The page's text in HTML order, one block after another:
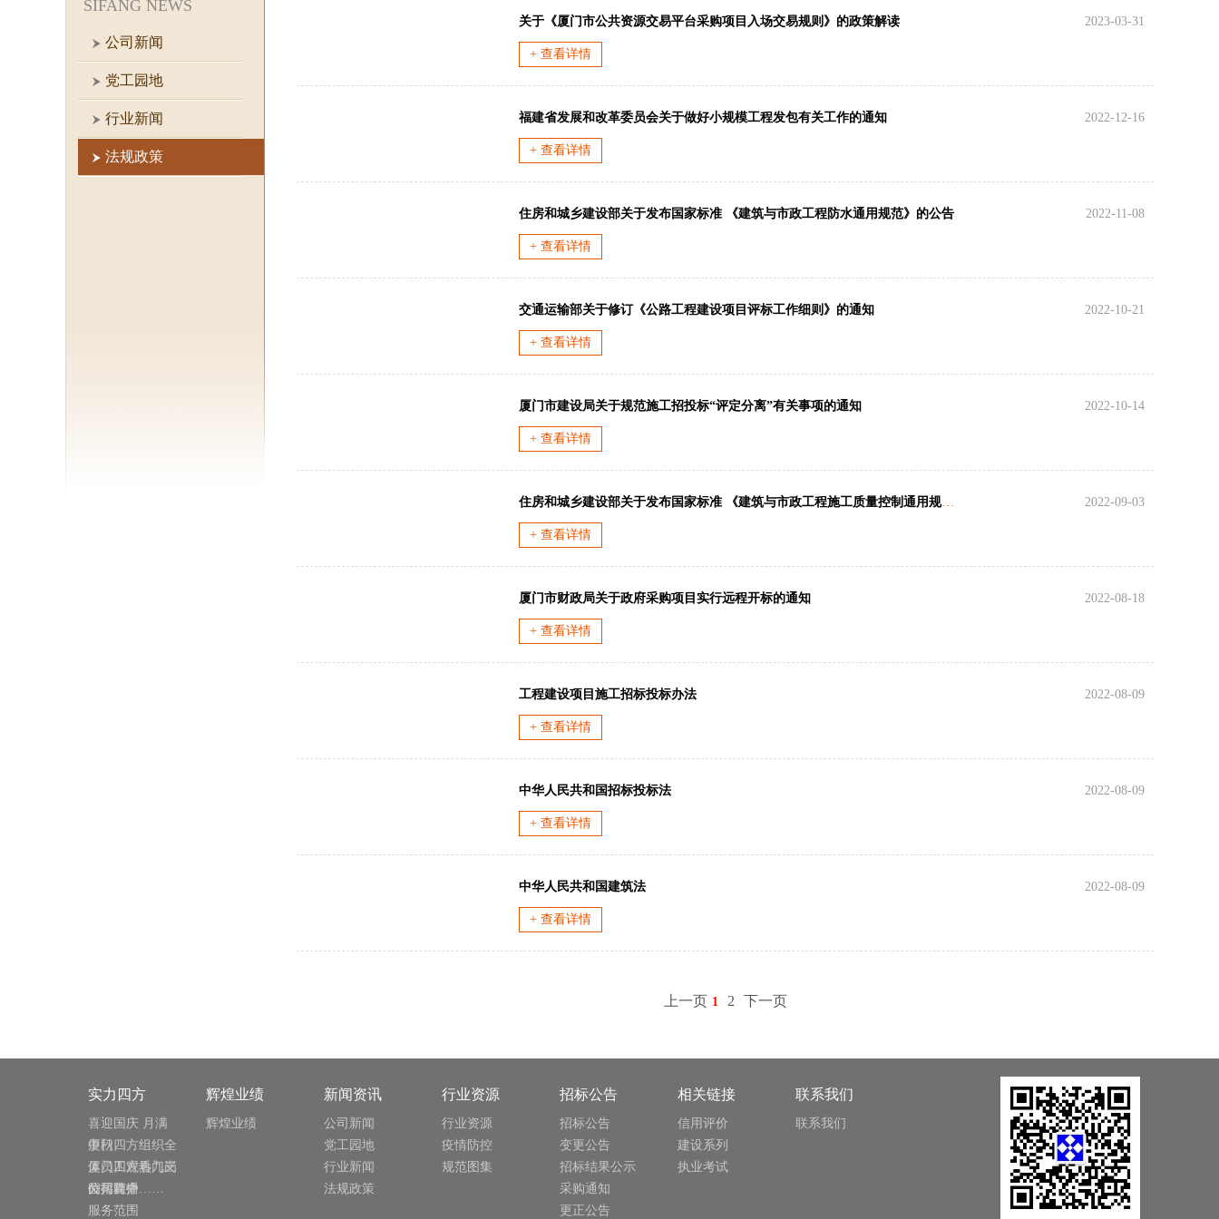
SIFANG NEWS
公司新闻
党工园地
行业新闻
法规政策
关于《厦门市公共资源交易平台采购项目入场交易规则》的政策解读 2023-03-31
+ 查看详情
福建省发展和改革委员会关于做好小规模工程发包有关工作的通知 2022-12-16
+ 查看详情
住房和城乡建设部关于发布国家标准 《建筑与市政工程防水通用规范》的公告 2022-11-08
+ 查看详情
交通运输部关于修订《公路工程建设项目评标工作细则》的通知 2022-10-21
+ 查看详情
厦门市建设局关于规范施工招投标“评定分离”有关事项的通知 2022-10-14
+ 查看详情
住房和城乡建设部关于发布国家标准 《建筑与市政工程施工质量控制通用规范》的公告 2022-09-03
+ 查看详情
厦门市财政局关于政府采购项目实行远程开标的通知 2022-08-18
+ 查看详情
工程建设项目施工招标投标办法 2022-08-09
+ 查看详情
中华人民共和国招标投标法 2022-08-09
+ 查看详情
中华人民共和国建筑法 2022-08-09
+ 查看详情
上一页 1 2 下一页
实力四方
喜迎国庆 月满
中秋
厦门四方组织全
体员工观看九三
阅兵直播
厦门四方热门岗
位招聘中……
公司简介
服务范围
辉煌业绩
辉煌业绩
新闻资讯
公司新闻
党工园地
行业新闻
法规政策
行业资源
行业资源
疫情防控
规范图集
招标公告
招标公告
变更公告
招标结果公示
采购通知
更正公告
相关链接
信用评价
建设系列
执业考试
联系我们
联系我们